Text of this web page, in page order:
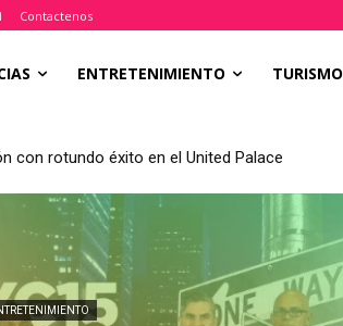
Contactenos
ENTRETENIMIENTO TURISMO
con rotundo éxito en el United Palace